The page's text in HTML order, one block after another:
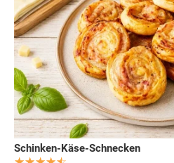
Schinken-Käse-Schnecken